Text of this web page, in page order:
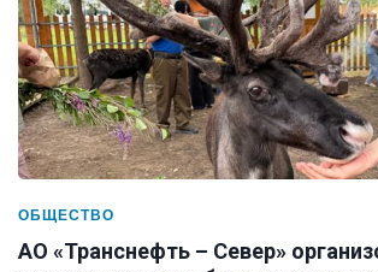
ОБЩЕСТВО
АО «Транснефть – Север»